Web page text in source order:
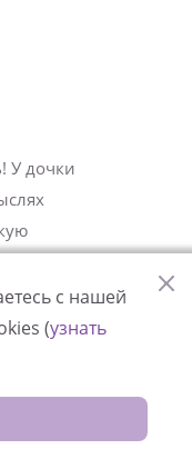
У дочки
и
вперёд.
с нашей
(узнать